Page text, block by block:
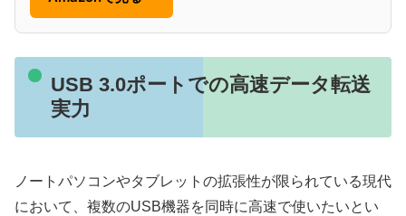
USB 3.0ポートでの高速データ転送
実力
ノートパソコンやタブレットの拡張性が限られている現代
において、複数のUSB機器を同時に高速で使いたいとい